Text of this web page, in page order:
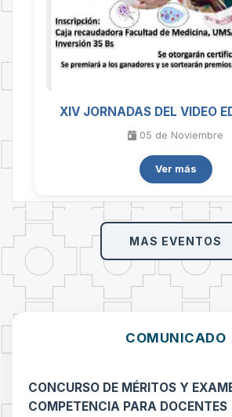
XIV JORNADAS DEL VIDEO
05 de Noviembre
Ver más
MAS EVENTOS
COMUNICADO
CONCURSO DE MÉRITOS Y
COMPETENCIA PARA DOCENTES